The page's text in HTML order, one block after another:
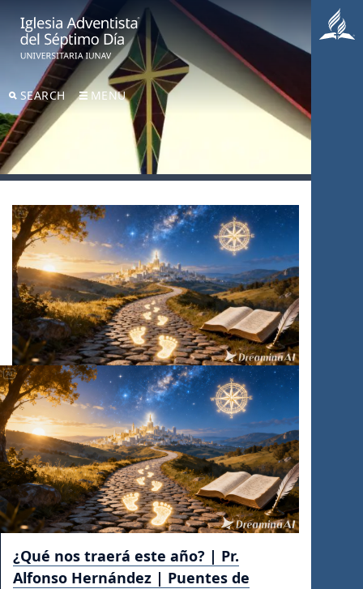
SEARCH MENU
¿Qué nos traerá este año? | Pr.
Alfonso Hernández | Puentes de